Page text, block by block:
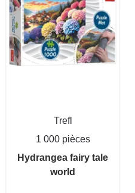
Trefl
1 000 pièces
Hydrangea fairy tale
world